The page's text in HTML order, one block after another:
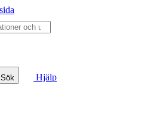
Sök
Hjälp